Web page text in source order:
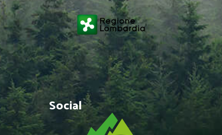
Social